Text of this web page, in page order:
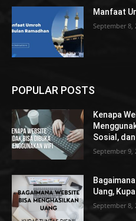
Manfaat
September 8,
POPULAR POSTS
Kenapa
Sosial,
September 9,
Uang,
September 8,